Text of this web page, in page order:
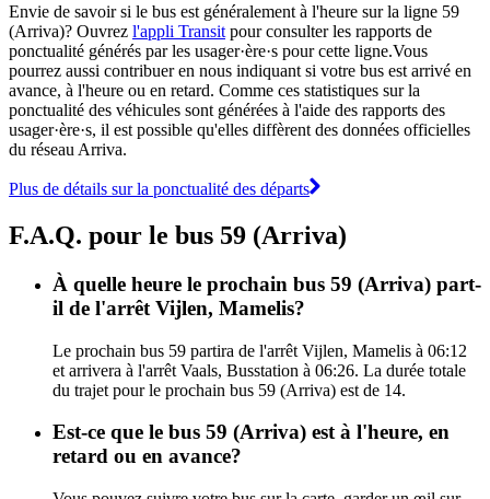
Envie de savoir si le bus est généralement à l'heure sur la ligne 59
(Arriva)? Ouvrez l'appli Transit pour consulter les rapports de
ponctualité générés par les usager·ère·s pour cette ligne.Vous
pourrez aussi contribuer en nous indiquant si votre bus est arrivé en
avance, à l'heure ou en retard. Comme ces statistiques sur la
ponctualité des véhicules sont générées à l'aide des rapports des
usager·ère·s, il est possible qu'elles diffèrent des données officielles
du réseau Arriva.
Plus de détails sur la ponctualité des départs
F.A.Q. pour le bus 59 (Arriva)
À quelle heure le prochain bus 59 (Arriva) part-
il de l'arrêt Vijlen, Mamelis?
Le prochain bus 59 partira de l'arrêt Vijlen, Mamelis à 06:12
et arrivera à l'arrêt Vaals, Busstation à 06:26. La durée totale
du trajet pour le prochain bus 59 (Arriva) est de 14.
Est-ce que le bus 59 (Arriva) est à l'heure, en
retard ou en avance?